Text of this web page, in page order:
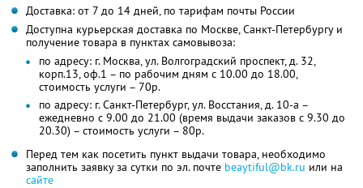
Доставка: от 7 до 14 дней, по тарифам почты России
Доступна курьерская доставка по Москве, Санкт-Петербургу и
получение товара в пунктах самовывоза:
по адресу: г. Москва, ул. Волгоградский проспект, д. 32,
корп.13, оф.1 – по рабочим дням с 10.00 до 18.00,
стоимость услуги – 70р.
по адресу: г. Санкт-Петербург, ул. Восстания, д. 10-а –
ежедневно с 9.00 до 21.00 (время выдачи заказов с 9.30 до
20.30) – стоимость услуги – 80р.
Перед тем как посетить пункт выдачи товара, необходимо
заполнить заявку за сутки по эл. почте beaytiful@bk.ru или на
сайте